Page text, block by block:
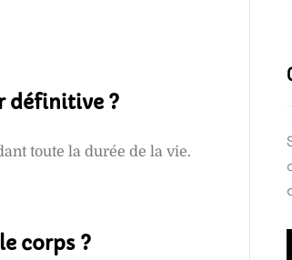
définitive ?
toute la durée de la vie.
corps ?